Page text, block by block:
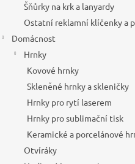
Šňůrky na krk a lanyardy
Ostatní reklamní klíčenky a
Domácnost
Hrnky
Kovové hrnky
Skleněné hrnky a skleničky
Hrnky pro rytí laserem
Hrnky pro sublimační tisk
Keramické a porcelánové
Otvíráky